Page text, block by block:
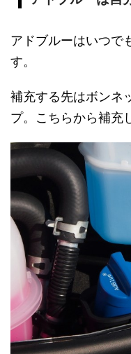
アドブルーはいつで
す。
補充する先はボンネ
プ。こちらから補充